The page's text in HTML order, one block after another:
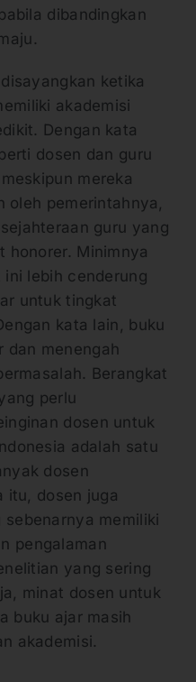
dibandingkan
ketika
akademisi
Dengan kata
dosen dan guru
mereka
oleh pemerintahnya,
guru yang
honorer. Minimnya
lebih cenderung
untuk tingkat
kata lain, buku
dan menengah
Berangkat
perlu
dosen untuk
adalah satu
dosen
itu, dosen juga
memiliki
pengalaman
yang sering
minat dosen untuk
buku ajar masih
akademisi.